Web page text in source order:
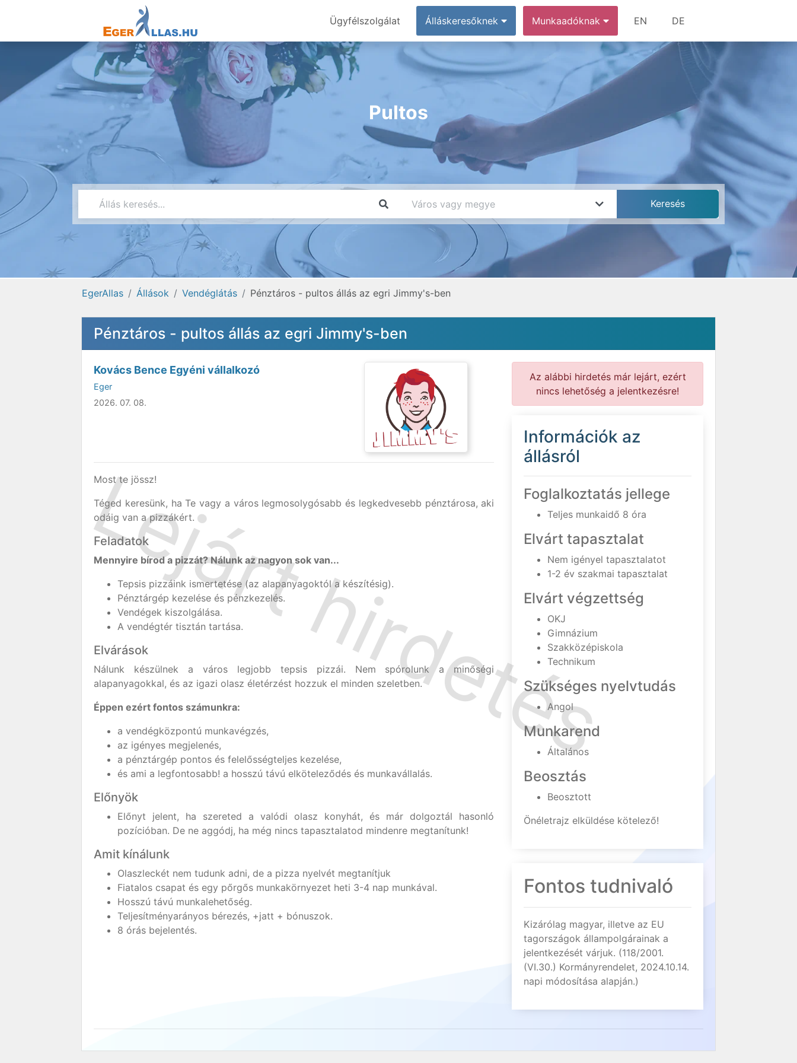
Ügyfélszolgálat Álláskeresőknek Munkaadóknak EN DE
Pultos
EgerAllas Állások Vendéglátás Pénztáros - pultos állás az egri Jimmy's-ben
Pénztáros - pultos állás az egri Jimmy's-ben
Kovács Bence Egyéni vállalkozó
Eger
2026. 07. 08.
Most te jössz!
Téged keresünk, ha Te vagy a város legmosolygósabb és legkedvesebb pénztárosa, aki
odáig van a pizzákért.
Feladatok
Mennyire bírod a pizzát? Nálunk az nagyon sok van...
Tepsis pizzáink ismertetése (az alapanyagoktól a készítésig).
Pénztárgép kezelése és pénzkezelés.
Vendégek kiszolgálása.
A vendégtér tisztán tartása.
Elvárások
Nálunk készülnek a város legjobb tepsis pizzái. Nem spórolunk a minőségi
alapanyagokkal, és az igazi olasz életérzést hozzuk el minden szeletben.
Éppen ezért fontos számunkra:
a vendégközpontú munkavégzés,
az igényes megjelenés,
a pénztárgép pontos és felelősségteljes kezelése,
és ami a legfontosabb! a hosszú távú elköteleződés és munkavállalás.
Előnyök
Előnyt jelent, ha szereted a valódi olasz konyhát, és már dolgoztál hasonló
pozícióban. De ne aggódj, ha még nincs tapasztalatod mindenre megtanítunk!
Amit kínálunk
Olaszleckét nem tudunk adni, de a pizza nyelvét megtanítjuk
Fiatalos csapat és egy pőrgős munkakörnyezet heti 3-4 nap munkával.
Hosszú távú munkalehetőség.
Teljesítményarányos bérezés, +jatt + bónuszok.
8 órás bejelentés.
Az alábbi hirdetés már lejárt, ezért
nincs lehetőség a jelentkezésre!
Információk az
állásról
Foglalkoztatás jellege
Teljes munkaidő 8 óra
Elvárt tapasztalat
Nem igényel tapasztalatot
1-2 év szakmai tapasztalat
Elvárt végzettség
OKJ
Gimnázium
Szakközépiskola
Technikum
Szükséges nyelvtudás
Angol
Munkarend
Általános
Beosztás
Beosztott
Önéletrajz elküldése kötelező!
Fontos tudnivaló
Kizárólag magyar, illetve az EU
tagországok állampolgárainak a
jelentkezését várjuk. (118/2001.
(VI.30.) Kormányrendelet, 2024.10.14.
napi módosítása alapján.)